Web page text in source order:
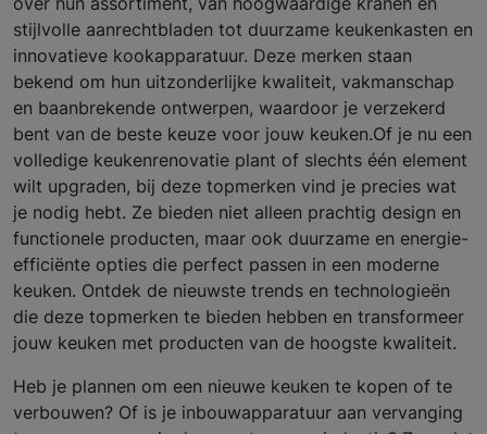
stijlvolle aanrechtbladen tot duurzame keukenkasten en
innovatieve kookapparatuur. Deze merken staan
bekend om hun uitzonderlijke kwaliteit, vakmanschap
en baanbrekende ontwerpen, waardoor je verzekerd
bent van de beste keuze voor jouw keuken.Of je nu een
volledige keukenrenovatie plant of slechts één element
wilt upgraden, bij deze topmerken vind je precies wat
je nodig hebt. Ze bieden niet alleen prachtig design en
functionele producten, maar ook duurzame en energie-
efficiënte opties die perfect passen in een moderne
keuken. Ontdek de nieuwste trends en technologieën
die deze topmerken te bieden hebben en transformeer
jouw keuken met producten van de hoogste kwaliteit.
Heb je plannen om een nieuwe keuken te kopen of te
verbouwen? Of is je inbouwapparatuur aan vervanging